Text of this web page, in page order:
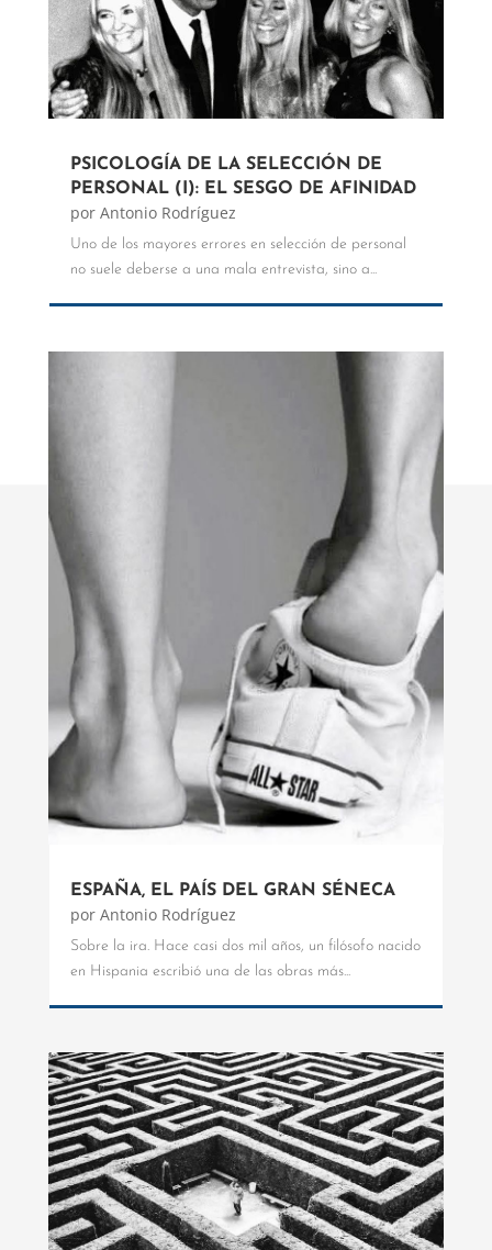
PSICOLOGÍA DE LA SELECCIÓN DE
PERSONAL (I): EL SESGO DE AFINIDAD
por Antonio Rodríguez
Uno de los mayores errores en selección de personal
no suele deberse a una mala entrevista, sino a...
ESPAÑA, EL PAÍS DEL GRAN SÉNECA
por Antonio Rodríguez
Sobre la ira. Hace casi dos mil años, un filósofo nacido
en Hispania escribió una de las obras más...